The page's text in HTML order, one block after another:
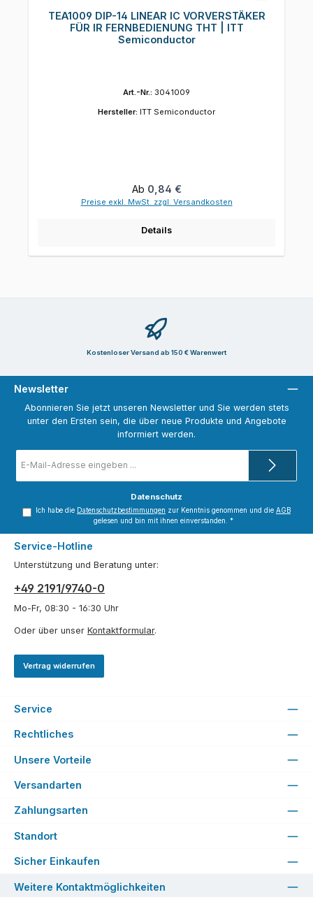
TEA1009 DIP-14 LINEAR IC VORVERSTÄKER
FÜR IR FERNBEDIENUNG THT | ITT
Semiconductor
Art.-Nr.: 3041009
Hersteller: ITT Semiconductor
Regulärer Preis:
Ab 0,84 €
Preise exkl. MwSt. zzgl. Versandkosten
Details
Kostenloser Versand ab 150 € Warenwert
Newsletter
Abonnieren Sie jetzt unseren Newsletter und Sie werden stets
unter den Ersten sein, die über neue Produkte und Angebote
informiert werden.
Mail-
Datenschutz
Ich habe die Datenschutzbestimmungen zur Kenntnis genommen und die AGB
gelesen und bin mit ihnen einverstanden. *
Service-Hotline
Unterstützung und Beratung unter:
+49 2191/9740-0
Mo-Fr, 08:30 - 16:30 Uhr
Oder über unser Kontaktformular.
Vertrag widerrufen
Service
Rechtliches
Unsere Vorteile
Versandarten
Zahlungsarten
Standort
Sicher Einkaufen
Weitere Kontaktmöglichkeiten